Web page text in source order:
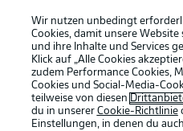
Wir nutzen unbedingt
Cookies, damit unsere
und ihre Inhalte und Services
Klick auf „Alle Cookies
zudem Performance Cookies,
Cookies und Social-Media-
teilweise von diesen
du in unserer Cookie-Richtlinie
Einstellungen, in denen du